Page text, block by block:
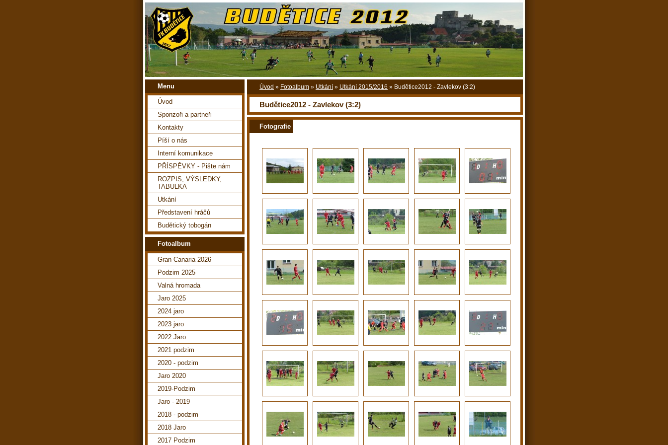
Úvod » Fotoalbum » Utkání » Utkání 2015/2016 » Budětice2012 - Zavlekov (3:2)
Budětice2012 - Zavlekov (3:2)
Fotografie
Menu
Úvod
Sponzoři a partneři
Kontakty
Píší o nás
Interní komunikace
PŘÍSPĚVKY - Pište nám
ROZPIS, VÝSLEDKY,
TABULKA
Utkání
Představení hráčů
Budětický tobogán
Fotoalbum
Gran Canaria 2026
Podzim 2025
Valná hromada
Jaro 2025
2024 jaro
2023 jaro
2022 Jaro
2021 podzim
2020 - podzim
Jaro 2020
2019-Podzim
Jaro - 2019
2018 - podzim
2018 Jaro
2017 Podzim